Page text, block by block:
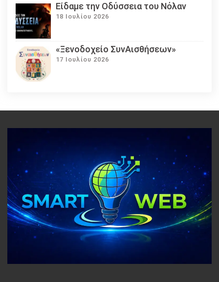
Eίδαμε την Οδύσσεια του Νόλαν
18 Ιουλίου 2026
«Ξενοδοχείο ΣυνΑισθήσεων»
17 Ιουλίου 2026